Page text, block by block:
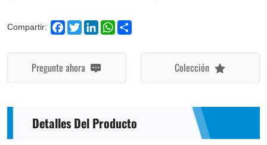
Compartir: Facebook
TwitterLinkedInWhatsApp
Pregunte ahora Colección
Detalles Del Producto